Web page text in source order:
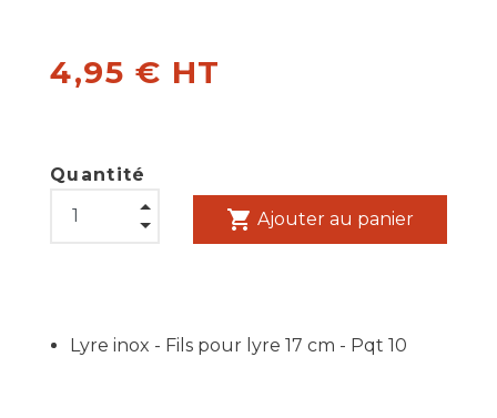
4,95 € HT
Quantité
shopping_cart Ajouter au panier
Lyre inox - Fils pour lyre 17 cm - Pqt 10